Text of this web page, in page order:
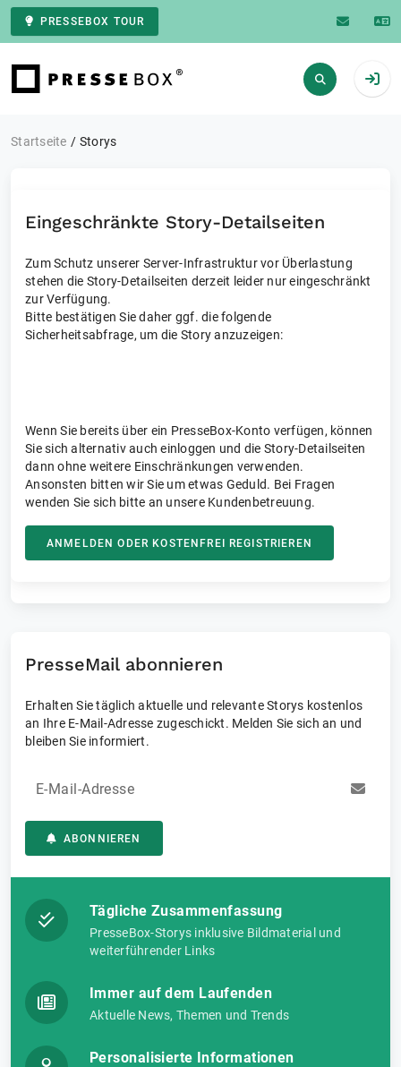
PRESSEBOX TOUR
Zur Startseite
Startseite Storys
Eingeschränkte Story-Detailseiten
Zum Schutz unserer Server-Infrastruktur vor Überlastung
stehen die Story-Detailseiten derzeit leider nur eingeschränkt
zur Verfügung.
Bitte bestätigen Sie daher ggf. die folgende
Sicherheitsabfrage, um die Story anzuzeigen:
Wenn Sie bereits über ein PresseBox-Konto verfügen, können
Sie sich alternativ auch einloggen und die Story-Detailseiten
dann ohne weitere Einschränkungen verwenden.
Ansonsten bitten wir Sie um etwas Geduld. Bei Fragen
wenden Sie sich bitte an unsere Kundenbetreuung.
ANMELDEN ODER KOSTENFREI REGISTRIEREN
PresseMail abonnieren
Erhalten Sie täglich aktuelle und relevante Storys kostenlos
an Ihre E-Mail-Adresse zugeschickt. Melden Sie sich an und
bleiben Sie informiert.
E-Mail-Adresse
ABONNIEREN
Tägliche Zusammenfassung
PresseBox-Storys inklusive Bildmaterial und
weiterführender Links
Immer auf dem Laufenden
Aktuelle News, Themen und Trends
Personalisierte Informationen